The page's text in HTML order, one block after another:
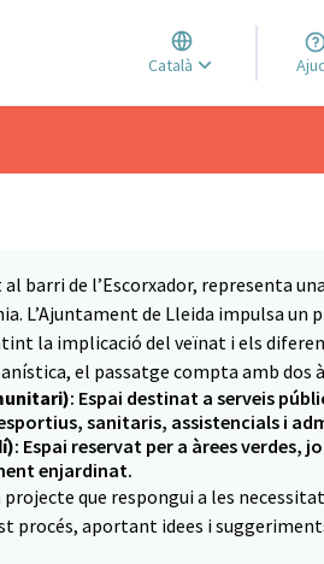
Català
Triar la llengua
Elegir el idioma
al barri de l’Escorxador, representa
L’Ajuntament de Lleida impulsa
la implicació del veïnat i els
el passatge compta amb dos
: Espai destinat a serveis
sanitaris, assistencials i
: Espai reservat per a àrees verdes,
enjardinat.
projecte que respongui a les
procés, aportant idees i